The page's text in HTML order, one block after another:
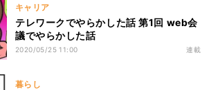
キャリア
テレワークでやらかした話 第1回 web会
議でやらかした話
2020/05/25 11:00 連載
暮らし